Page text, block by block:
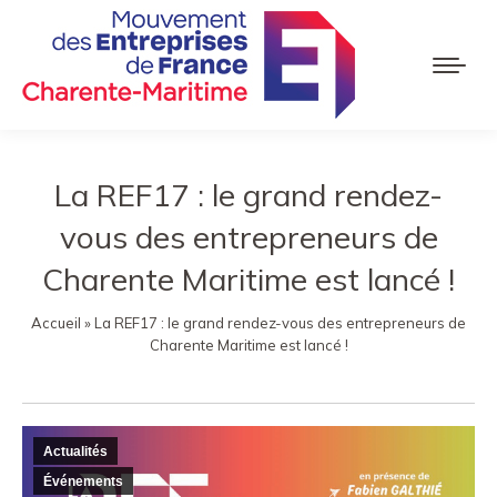
La REF17 : le grand rendez-
vous des entrepreneurs de
Charente Maritime est lancé !
Accueil »La REF17 : le grand rendez-vous des entrepreneurs de
Charente Maritime est lancé !
Actualités
Événements